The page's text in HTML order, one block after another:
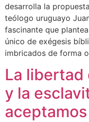
desarrolla la
teólogo uruguayo
fascinante que
único de exégesis
imbricados de forma
La libertad
y la
aceptamos